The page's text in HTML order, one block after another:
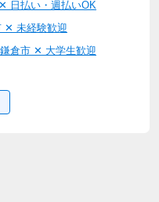
日払い・週払いOK
✕ 未経験歓迎
鎌倉市 ✕ 大学生歓迎